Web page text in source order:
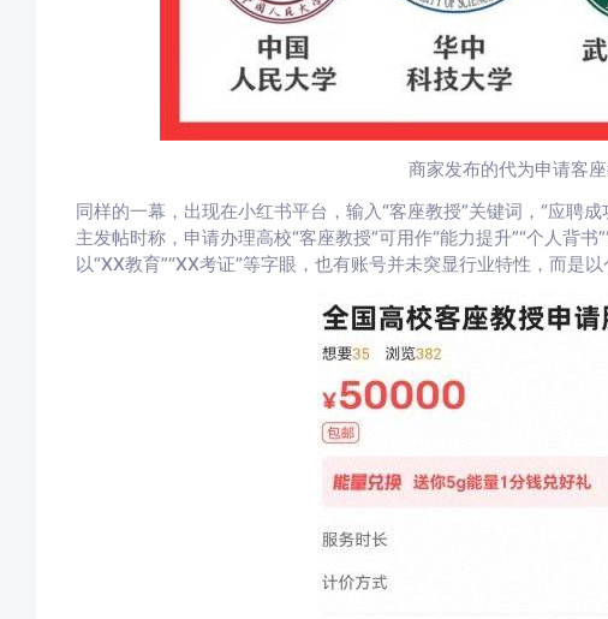
商家发布的代为申请客
同样的一幕，出现在小红书平台，输入“客座教授”关键词，“应聘
主发帖时称，申请办理高校“客座教授”可用作“能力提升”“个人背
以“XX教育”“XX考证”等字眼，也有账号并未突显行业特性，而是以